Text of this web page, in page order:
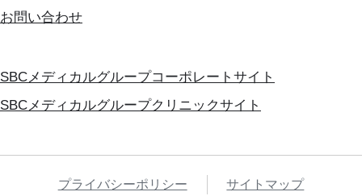
お問い合わせ
SBCメディカルグループコーポレートサイト
SBCメディカルグループクリニックサイト
プライバシーポリシー サイトマップ